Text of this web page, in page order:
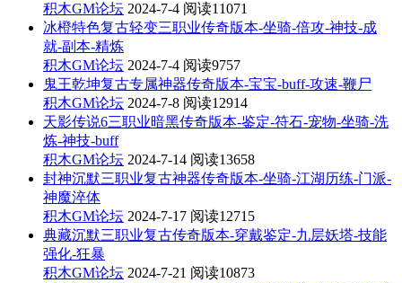
积木GM论坛 2024-7-4 阅读11071
冰橙特色复古轻变三职业传奇版本-坐骑-倍攻-神技-成
就-副本-精炼
积木GM论坛 2024-7-4 阅读9757
鬼王乾坤复古专属神器传奇版本-宝宝-buff-攻速-鞭尸
积木GM论坛 2024-7-8 阅读12914
天影传说6三职业暗黑传奇版本-鉴定-符石-宠物-坐骑-洗
炼-神技-buff
积木GM论坛 2024-7-14 阅读13658
封神沉默三职业复古神器传奇版本-坐骑-江湖历练-门派-
神魔淬体
积木GM论坛 2024-7-17 阅读12715
典藏沉默三职业复古传奇版本-穿戴鉴定-九层妖塔-技能
强化-狂暴
积木GM论坛 2024-7-21 阅读10873